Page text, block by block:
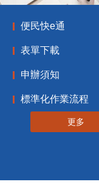
便民快e通
表單下載
申辦須知
標準化作業流程
更多